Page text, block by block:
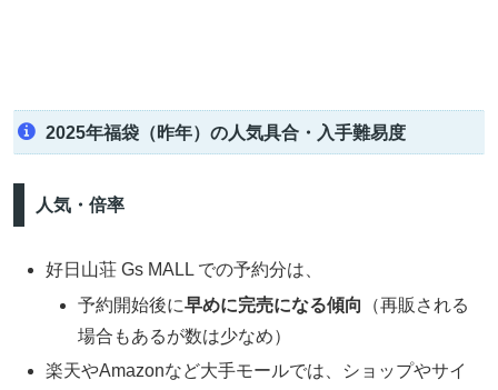
2025年福袋（昨年）の人気具合・入手難易度
人気・倍率
好日山荘 Gs MALL での予約分は、
予約開始後に早めに完売になる傾向
（再販される
場合もあるが数は少なめ）
楽天やAmazonなど大手モールでは、ショップやサイ